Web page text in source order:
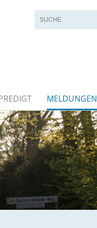
MELDUNGEN